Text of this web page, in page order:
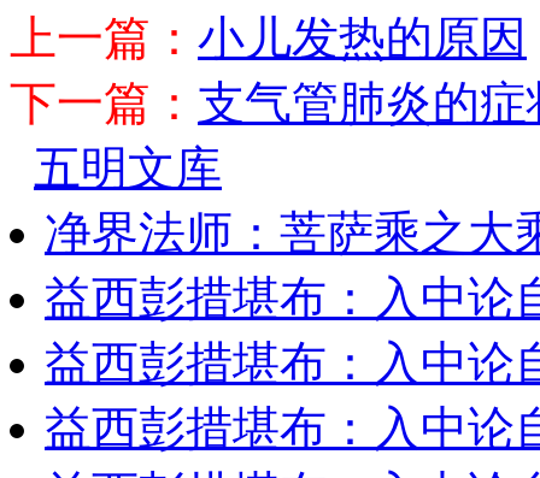
上一篇： 小儿发热的原因
下一篇： 支气管肺炎的症
五明文库
净界法师：菩萨乘之大
益西彭措堪布：入中论
益西彭措堪布：入中论
益西彭措堪布：入中论